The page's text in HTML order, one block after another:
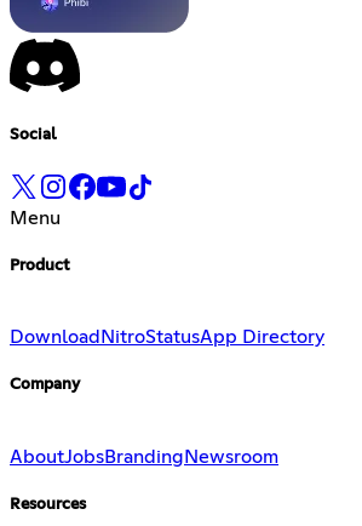
Social
Menu
Product
Download NitroStatusApp Directory
Company
AboutJobsBrandingNewsroom
Resources